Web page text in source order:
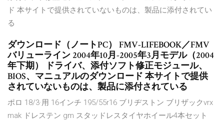
ド 本サイトで提供されていないものは、製品に添付されてい
る
ダウンロード（ノートPC） FMV-LIFEBOOK／FMV
バリューライン 2004年10月-2005年3月モデル（2004
年下期） ドライバ、添付ソフト修正モジュール、
BIOS、マニュアルのダウンロード 本サイトで提供
されていないものは、製品に添付されている
ポロ 18/3·用 16インチ 195/55r16 ブリヂストン ブリザックvrx
mak ドレステン gm スタッドレスタイヤホイール4本セット